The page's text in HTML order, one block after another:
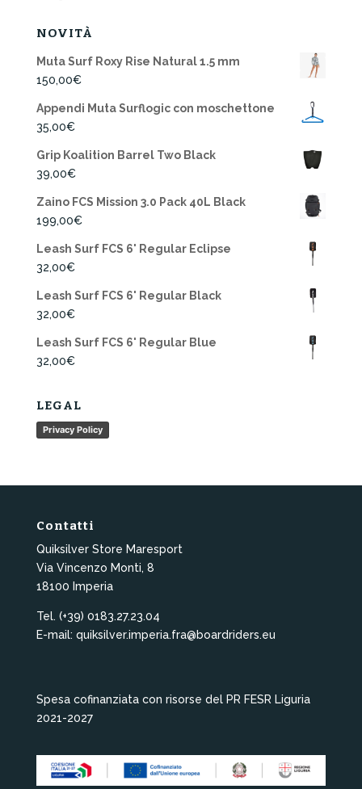
NOVITÀ
Muta Surf Roxy Rise Natural 1.5 mm
150,00€
Appendi Muta Surflogic con moschettone
35,00€
Grip Koalition Barrel Two Black
39,00€
Zaino FCS Mission 3.0 Pack 40L Black
199,00€
Leash Surf FCS 6' Regular Eclipse
32,00€
Leash Surf FCS 6' Regular Black
32,00€
Leash Surf FCS 6' Regular Blue
32,00€
LEGAL
Privacy Policy
Contatti
Quiksilver Store Maresport
Via Vincenzo Monti, 8
18100 Imperia
Tel. (+39) 0183.27.23.04
E-mail: quiksilver.imperia.fra@boardriders.eu
Spesa cofinanziata con risorse del PR FESR Liguria
2021-2027